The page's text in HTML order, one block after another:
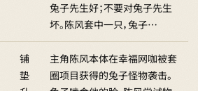
兔子先生好；不要对兔子先生
坏。陈风套中一只，兔子…
铺
垫
主角陈风本体在幸福网咖被套
圈项目获得的兔子怪物袭击。